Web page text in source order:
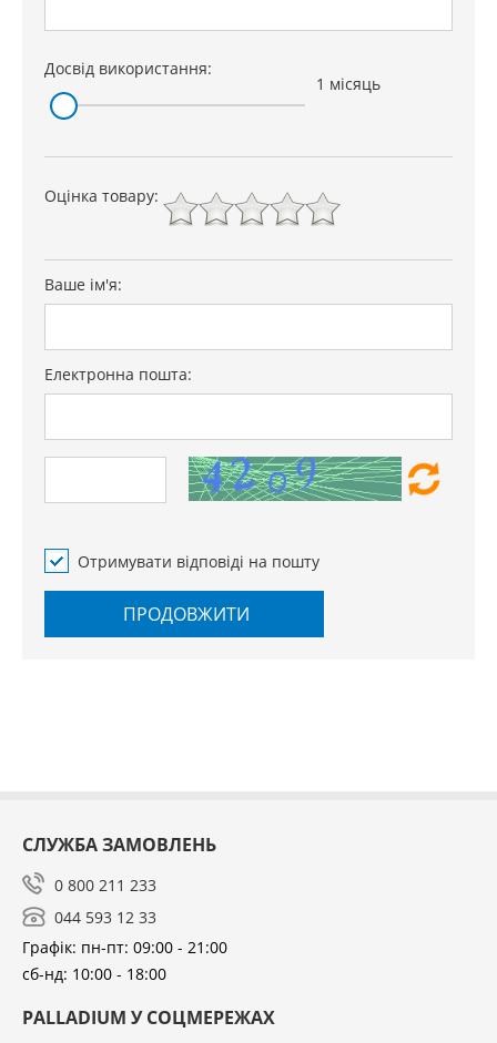
Досвід використання:
1 місяць
Оцінка товару:
Ваше ім'я:
Електронна пошта:
Отримувати відповіді на пошту
ПРОДОВЖИТИ
СЛУЖБА ЗАМОВЛЕНЬ
0 800 211 233
044 593 12 33
Графік: пн-пт: 09:00 - 21:00
сб-нд: 10:00 - 18:00
PALLADIUM У СОЦМЕРЕЖАХ